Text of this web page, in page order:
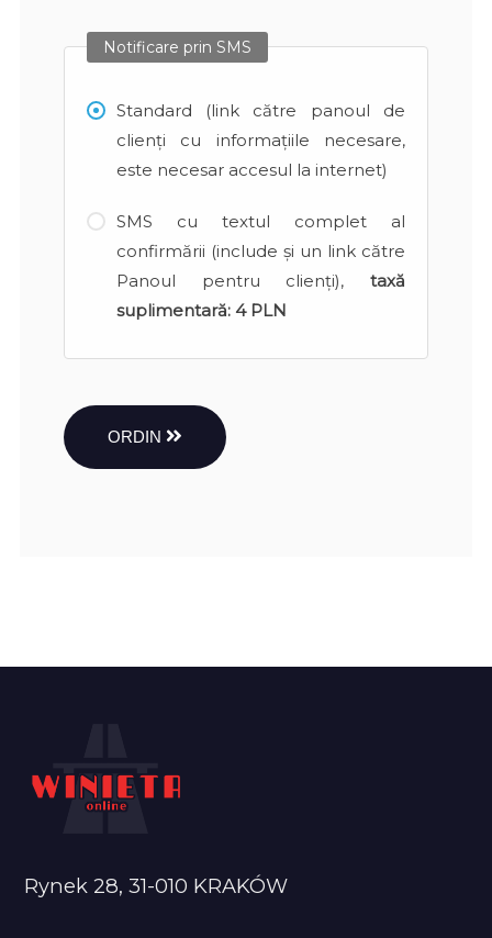
Notificare prin SMS
Standard (link către panoul de
clienți cu informațiile necesare,
este necesar accesul la internet)
SMS cu textul complet al
confirmării (include și un link către
Panoul pentru clienți), taxă
suplimentară: 4 PLN
ORDIN
Rynek 28, 31-010 KRAKÓW